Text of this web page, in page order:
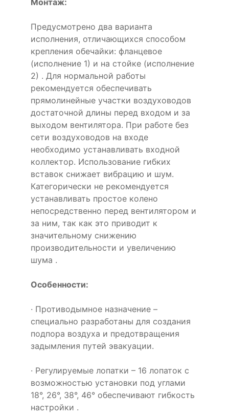
Предусмотрено два варианта
исполнения, отличающихся способом
крепления обечайки: фланцевое
(исполнение 1) и на стойке (исполнение
2) . Для нормальной работы
рекомендуется обеспечивать
прямолинейные участки воздуховодов
достаточной длины перед входом и за
выходом вентилятора. При работе без
сети воздуховодов на входе
необходимо устанавливать входной
коллектор. Использование гибких
вставок снижает вибрацию и шум.
Категорически не рекомендуется
устанавливать простое колено
непосредственно перед вентилятором и
за ним, так как это приводит к
значительному снижению
производительности и увеличению
шума .
Особенности:
· Противодымное назначение –
специально разработаны для создания
подпора воздуха и предотвращения
задымления путей эвакуации.
· Регулируемые лопатки – 16 лопаток с
возможностью установки под углами
18°, 26°, 38°, 46° обеспечивают гибкость
настройки .